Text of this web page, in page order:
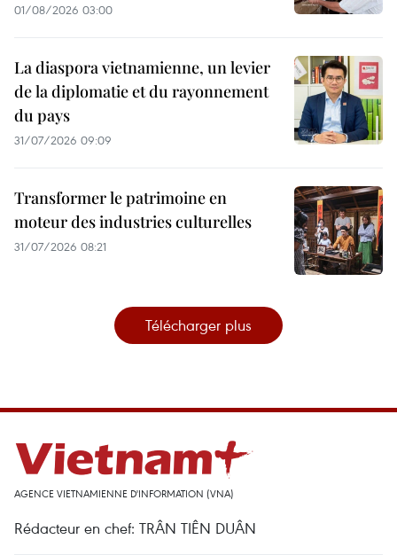
01/08/2026 03:00
La diaspora vietnamienne, un levier
de la diplomatie et du rayonnement
du pays
31/07/2026 09:09
Transformer le patrimoine en
moteur des industries culturelles
31/07/2026 08:21
Télécharger plus
AGENCE VIETNAMIENNE D'INFORMATION (VNA)
Rédacteur en chef: TRÂN TIÊN DUÂN